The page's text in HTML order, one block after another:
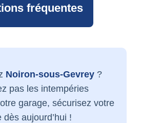
fréquentes
Noiron-sous-Gevrey ?
pas les intempéries
garage, sécurisez votre
dès aujourd’hui !